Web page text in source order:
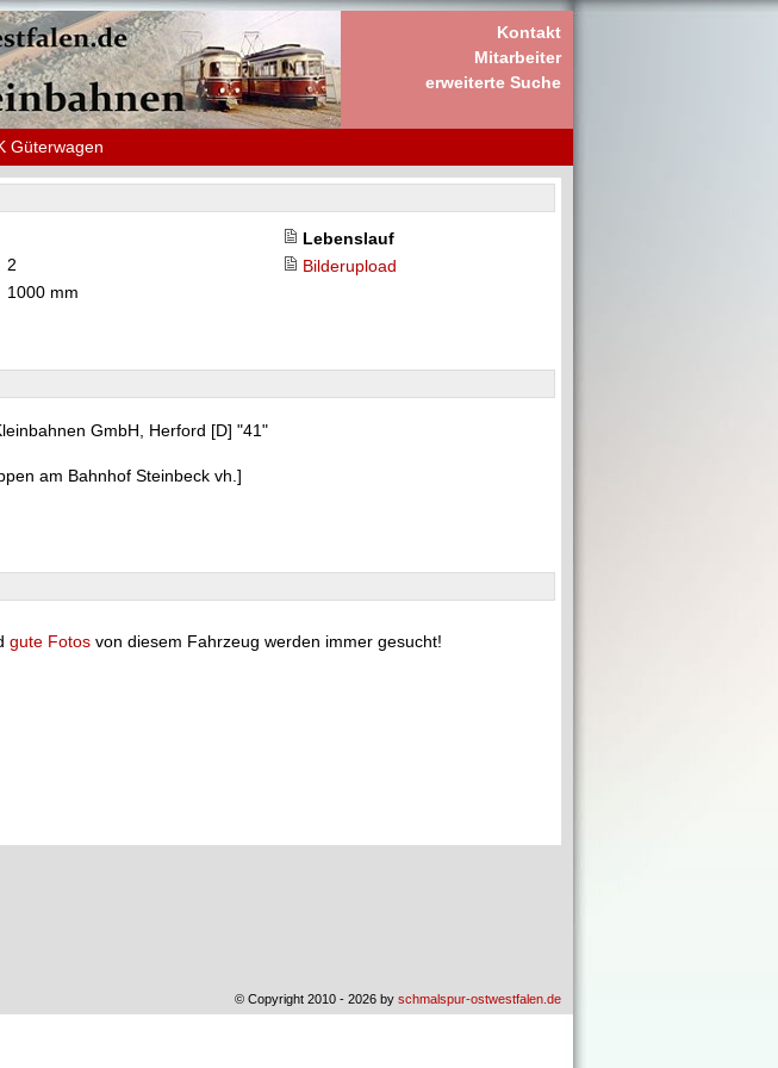
Kontakt
Mitarbeiter
erweiterte Suche
Güterwagen
Lebenslauf
2
Bilderupload
1000 mm
GmbH, Herford [D] "41"
am Bahnhof Steinbeck vh.]
gute Fotos von diesem Fahrzeug werden immer gesucht!
© Copyright 2010 - 2026 by schmalspur-ostwestfalen.de